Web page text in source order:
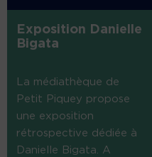
Exposition Danielle
Bigata
La médiathèque de
Petit Piquey propose
une exposition
rétrospective dédiée à
Danielle Bigata. A